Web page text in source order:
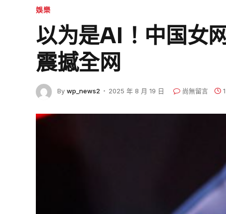
娛樂
以为是AI！中国女
震撼全网
By wp_news2 2025 年 8 月 19 日 尚無留言